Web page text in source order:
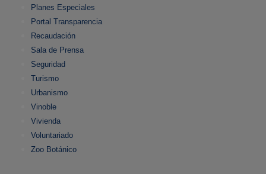
Planes Especiales
Portal Transparencia
Recaudación
Sala de Prensa
Seguridad
Turismo
Urbanismo
Vinoble
Vivienda
Voluntariado
Zoo Botánico